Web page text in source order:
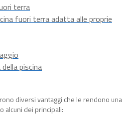
terra
fuori terra adatta alle proprie
piscina
diversi vantaggi che le rendono una
alcuni dei principali: